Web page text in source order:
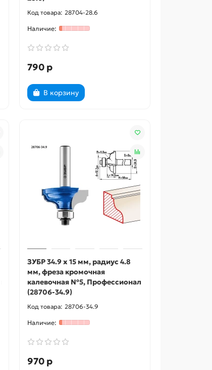
28704-28.6
790 р
В корзину
ЗУБР 34.9 x 15 мм, радиус 4.8
мм, фреза кромочная
калевочная №5, Профессионал
(28706-34.9)
28706-34.9
970 р